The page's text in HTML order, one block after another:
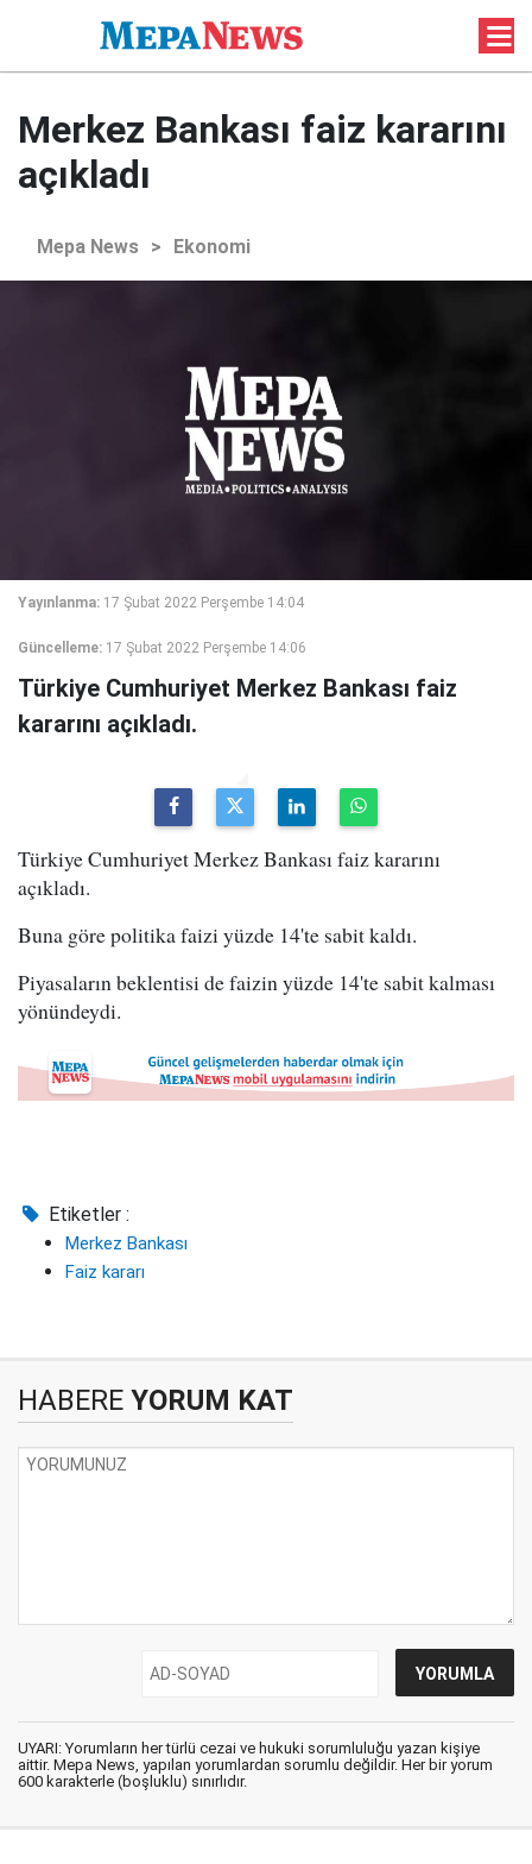
Merkez Bankası faiz kararını
açıkladı
Mepa News > Ekonomi
Yayınlanma: 17 Şubat 2022 Perşembe 14:04
Güncelleme: 17 Şubat 2022 Perşembe 14:06
Türkiye Cumhuriyet Merkez Bankası faiz
kararını açıkladı.
Türkiye Cumhuriyet Merkez Bankası faiz kararını
açıkladı.
Buna göre politika faizi yüzde 14'te sabit kaldı.
Piyasaların beklentisi de faizin yüzde 14'te sabit kalması
yönündeydi.
Etiketler :
Merkez Bankası
Faiz kararı
HABERE YORUM KAT
UYARI: Yorumların her türlü cezai ve hukuki sorumluluğu yazan kişiye
aittir. Mepa News, yapılan yorumlardan sorumlu değildir. Her bir yorum
600 karakterle (boşluklu) sınırlıdır.